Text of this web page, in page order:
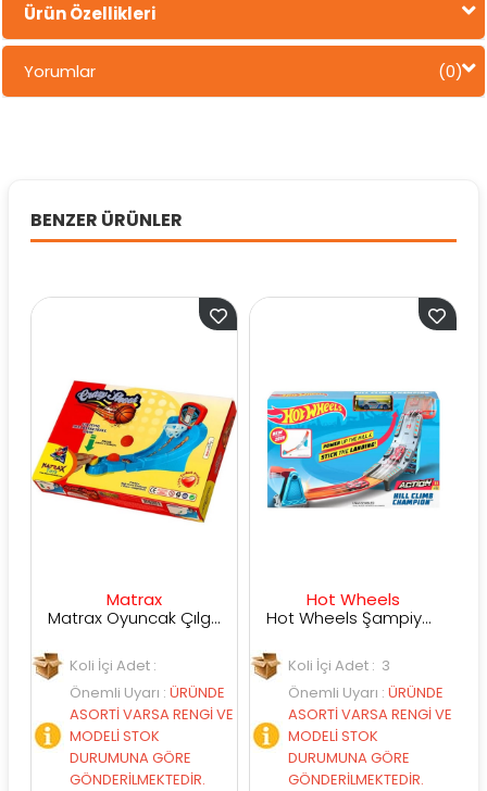
Ürün Özellikleri
Yorumlar (0)
BENZER ÜRÜNLER
Matrax
Matrax Oyuncak Çılgın ATIŞ Mini Basket Oyunu
Koli İçi Adet :
Önemli Uyarı:ÜRÜNDE
ASORTİ VARSA RENGİ VE
MODELİ STOK
DURUMUNA GÖRE
GÖNDERİLMEKTEDİR.
Hot Wheels
Hot Wheels Şampiyonluk Parkuru Yarış Pisti GBF81
Koli İçi Adet : 3
Önemli Uyarı:ÜRÜNDE
ASORTİ VARSA RENGİ VE
MODELİ STOK
DURUMUNA GÖRE
GÖNDERİLMEKTEDİR.